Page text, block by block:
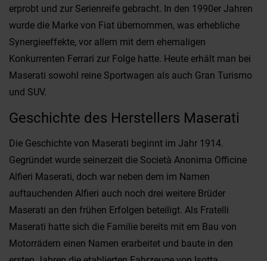
erprobt und zur Serienreife gebracht. In den 1990er Jahren
wurde die Marke von Fiat übernommen, was erhebliche
Synergieeffekte, vor allem mit dem ehemaligen
Konkurrenten Ferrari zur Folge hatte. Heute erhält man bei
Maserati sowohl reine Sportwagen als auch Gran Turismo
und SUV.
Geschichte des Herstellers Maserati
Die Geschichte von Maserati beginnt im Jahr 1914.
Gegründet wurde seinerzeit die Società Anonima Officine
Alfieri Maserati, doch war neben dem im Namen
auftauchenden Alfieri auch noch drei weitere Brüder
Maserati an den frühen Erfolgen beteiligt. Als Fratelli
Maserati hatte sich die Familie bereits mit em Bau von
Motorrädern einen Namen erarbeitet und baute in den